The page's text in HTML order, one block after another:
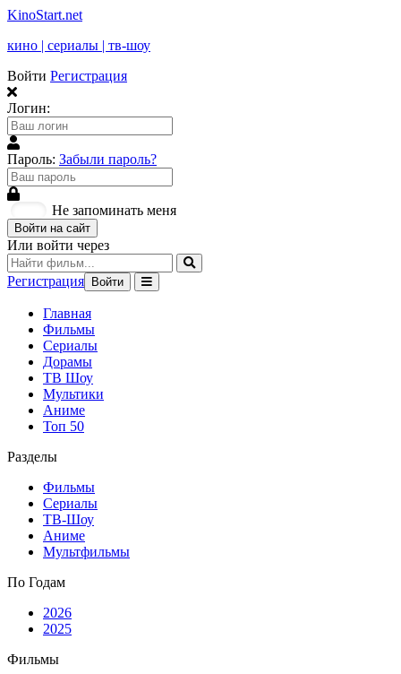
KinoStart.net
кино | сериалы | тв-шоу
Войти Регистрация
Логин:
Пароль: Забыли пароль?
Не запоминать меня
Войти на сайт
Или войти через
Регистрация Войти
Главная
Фильмы
Сериалы
Дорамы
ТВ Шоу
Мультики
Аниме
Топ 50
Разделы
Фильмы
Сериалы
ТВ-Шоу
Аниме
Мультфильмы
По Годам
2026
2025
Фильмы